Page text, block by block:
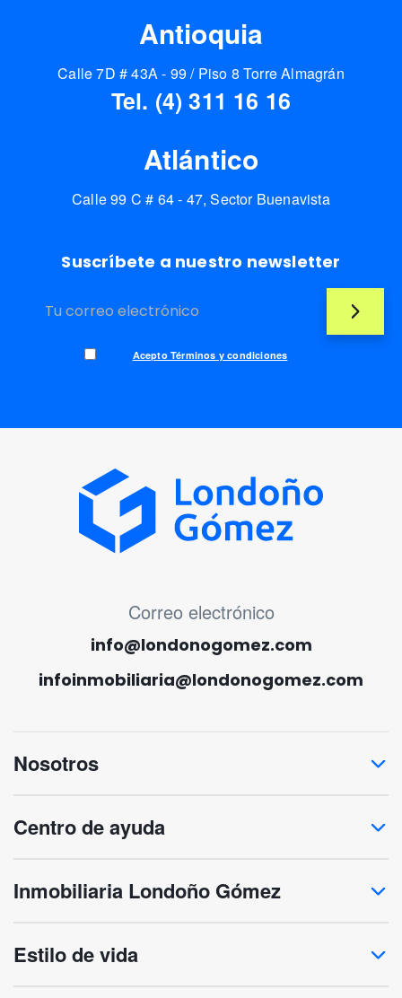
Antioquia
Calle 7D # 43A - 99 / Piso 8 Torre Almagrán
Tel. (4) 311 16 16
Atlántico
Calle 99 C # 64 - 47, Sector Buenavista
Suscríbete a nuestro newsletter
Acepto Términos y condiciones
MENÚ CORREO ELECTRÓNICO
Correo electrónico
info@londonogomez.com
infoinmobiliaria@londonogomez.com
Nosotros
Centro de ayuda
Inmobiliaria Londoño Gómez
Estilo de vida